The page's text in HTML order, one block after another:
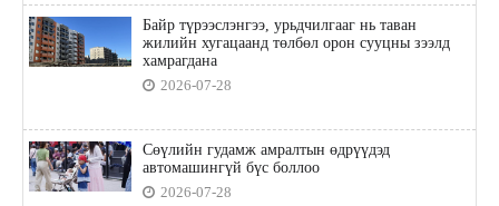
Байр түрээслэнгээ, урьдчилгааг нь таван
жилийн хугацаанд төлбөл орон сууцны зээлд
хамрагдана
2026-07-28
Сөүлийн гудамж амралтын өдрүүдэд
автомашингүй бүс боллоо
2026-07-28